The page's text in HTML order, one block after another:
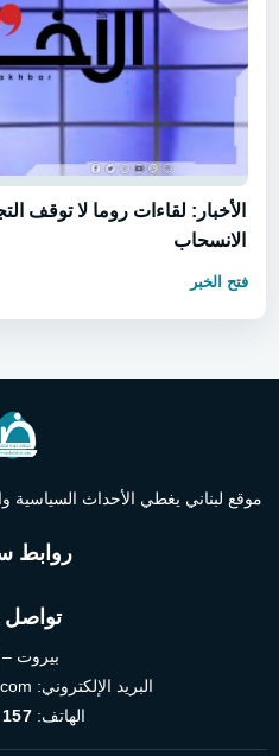
الأخبار: لقاءات روما لا توقف
الانسحاب
فتح الخبر
موقع لبناني يغطي الأحداث السياسية
روابط
تواصل
بيروت –
البريد الإلكتروني:
الهاتف: